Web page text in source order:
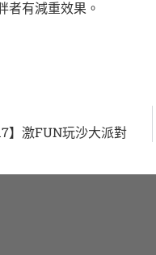
者有減重效果。
】激FUN玩沙大派對